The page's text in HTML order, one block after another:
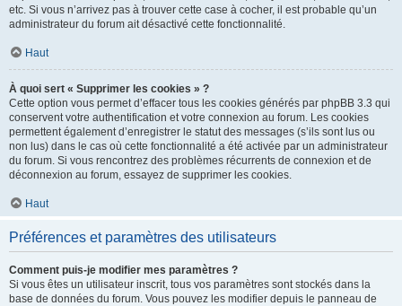
etc. Si vous n’arrivez pas à trouver cette case à cocher, il est probable qu’un
administrateur du forum ait désactivé cette fonctionnalité.
Haut
À quoi sert « Supprimer les cookies » ?
Cette option vous permet d’effacer tous les cookies générés par phpBB 3.3 qui
conservent votre authentification et votre connexion au forum. Les cookies
permettent également d’enregistrer le statut des messages (s’ils sont lus ou
non lus) dans le cas où cette fonctionnalité a été activée par un administrateur
du forum. Si vous rencontrez des problèmes récurrents de connexion et de
déconnexion au forum, essayez de supprimer les cookies.
Haut
Préférences et paramètres des utilisateurs
Comment puis-je modifier mes paramètres ?
Si vous êtes un utilisateur inscrit, tous vos paramètres sont stockés dans la
base de données du forum. Vous pouvez les modifier depuis le panneau de